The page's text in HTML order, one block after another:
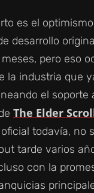
es el
desarrollo
pero eso
la industria que
el soporte
The Elder
todavía, no
tarde varios
con la